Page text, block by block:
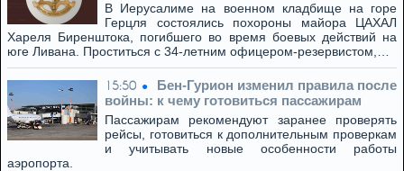
В Иерусалиме на военном кладбище на горе
Герцля состоялись похороны майора ЦАХАЛ
Хареля Биренштока, погибшего во время боевых действий на
юге Ливана. Проститься с 34-летним офицером-резервистом,…
15:50
Бен-Гурион изменил правила после
войны: к чему готовиться пассажирам
Пассажирам рекомендуют заранее проверять
рейсы, готовиться к дополнительным проверкам
и учитывать новые особенности работы
аэропорта.